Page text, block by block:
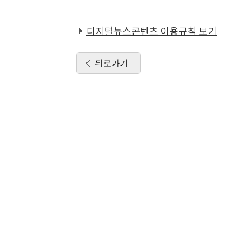
디지털뉴스콘텐츠 이용규칙 보기
뒤로가기